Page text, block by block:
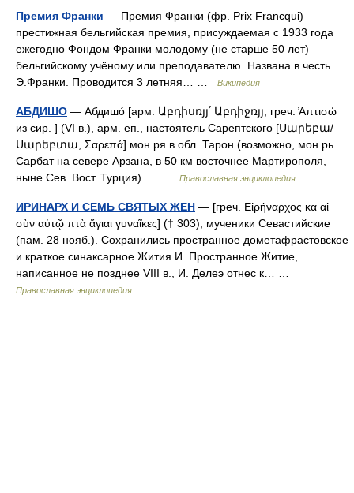
Премия Франки — Премия Франки (фр. Prix Francqui)
престижная бельгийская премия, присуждаемая с 1933 года
ежегодно Фондом Франки молодому (не старше 50 лет)
бельгийскому учёному или преподавателю. Названа в честь
Э.Франки. Проводится 3 летняя… …
Википедия
АБДИШО — Абдишó [арм. Աբդիսռյյ՛ Աբդիջռյյ, греч. ̓Απτισώ
из сир. ] (VI в.), арм. еп., настоятель Сарептского [Սարեբա/
Սարեբտա, Σαρεπά] мон ря в обл. Тарон (возможно, мон рь
Сарбат на севере Арзана, в 50 км восточнее Мартирополя,
ныне Сев. Вост. Турция).… …
Православная энциклопедия
ИРИНАРХ И СЕМЬ СВЯТЫХ ЖЕН — [греч. Εἰρήναρχος κα αἱ
σὺν αὐτῷ πτὰ ἅγιαι γυναῖκες] († 303), мученики Севастийские
(пам. 28 нояб.). Сохранились пространное дометафрастовское
и краткое синаксарное Жития И. Пространное Житие,
написанное не позднее VIII в., И. Делеэ отнес к… …
Православная энциклопедия